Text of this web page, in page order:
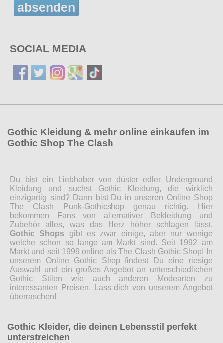
absenden
SOCIAL MEDIA
Gothic Kleidung & mehr online einkaufen im
Gothic Shop The Clash
Du bist ein Liebhaber von düster edler Underground
Kleidung und suchst Gothic Kleidung, die wirklich
einzigartig sind? Dann bist Du in unseren Online Shop
The Clash Punk-Gothicshop genau richtig. Hier
bekommen Fans von alternativer Bekleidung und
Zubehör alles, was das Herz höher schlagen lässt.
Gothic Shops gibt es zwar einige, aber nur wenige
welche schon so lange am Markt sind. Seit 1992 am
Markt und seit 1999 online als The Clash Gothic Shop! In
unserem Online Gothic Shop findest Du eine riesige
Auswahl und ein großes Angebot an unterschiedlichen
Gothic Stilen wie auch anderen Modearten zu
interessanten Preisen. Lass dich von unserem Angebot
überraschen!
Gothic Kleider, die deinen Lebensstil perfekt
unterstreichen